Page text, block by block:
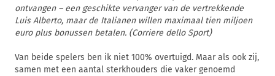
ontvangen – een geschikte vervanger van de vertrekkende
Luis Alberto, maar de Italianen willen maximaal tien miljoen
euro plus bonussen betalen. (Corriere dello Sport)
Van beide spelers ben ik niet 100% overtuigd. Maar als ook zij,
samen met een aantal sterkhouders die vaker genoemd